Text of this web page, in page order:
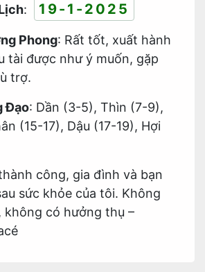
: 19-1-2025
Phong: Rất tốt, xuất hành
tài được như ý muốn, gặp
trợ.
Đạo: Dần (3-5), Thìn (7-9),
(15-17), Dậu (17-19), Hợi
công, gia đình và bạn
sức khỏe của tôi. Không
không có hưởng thụ –